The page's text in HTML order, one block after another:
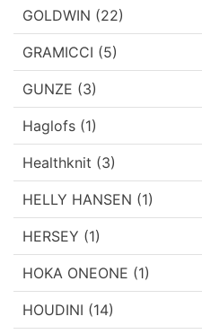
GOLDWIN (22)
GRAMICCI (5)
GUNZE (3)
Haglofs (1)
Healthknit (3)
HELLY HANSEN (1)
HERSEY (1)
HOKA ONEONE (1)
HOUDINI (14)